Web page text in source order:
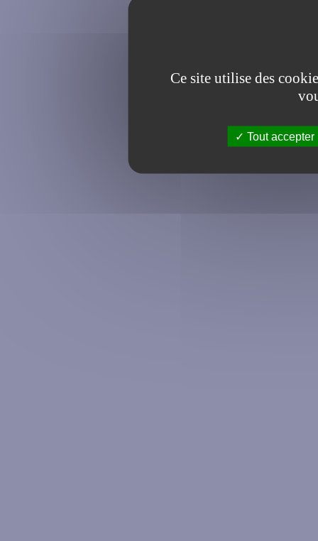
Ce site utilise des
Tout accepter